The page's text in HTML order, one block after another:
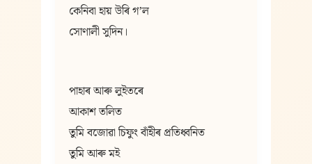
কেনিবা হায় উৰি গʼল
সোণালী সুদিন।
পাহাৰ আৰু লুইতৰে
আকাশ তলিত
তুমি বজোৱা চিফুং বাঁহীৰ প্ৰতিধ্বনিত
তুমি আৰু মই